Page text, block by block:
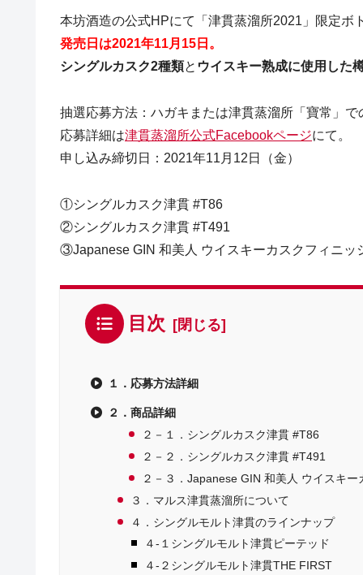
本坊酒造の公式HPにて「津貫蒸溜所2021」限定ボ
発売日は2021年11月15日。
シングルカスク2種類と ウイスキー熟成に使用した
抽選応募方法：ハガキまたは津貫蒸溜所「寶常」で
応募詳細は津貫蒸溜所公式Facebookページにて。
申し込み締切日：2021年11月12日（金）
①シングルカスク津貫 #T86
②シングルカスク津貫 #T491
③Japanese GIN 和美人 ウイスキーカスクフィニッ
目次
１．応募方法詳細
２．商品詳細
２－１．シングルカスク津貫 #T86
２－２．シングルカスク津貫 #T491
２－３．Japanese GIN 和美人 ウイスキ
３．マルス津貫蒸溜所について
４．シングルモルト津貫のラインナップ
４-１シングルモルト津貫ピーテッド
４-２シングルモルト津貫THE FIRST